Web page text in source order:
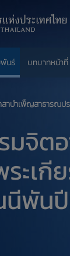
พันธ์ บทบาทหน้า
มจิต
ระเ
นีพัน